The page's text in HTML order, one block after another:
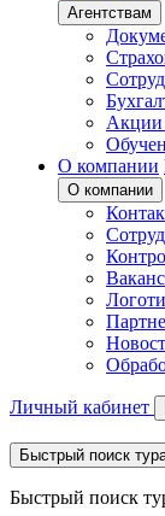
Агентствам
Акции
О компании
О компании
Личный кабинет
Быстрый поиск
Быстрый поиск